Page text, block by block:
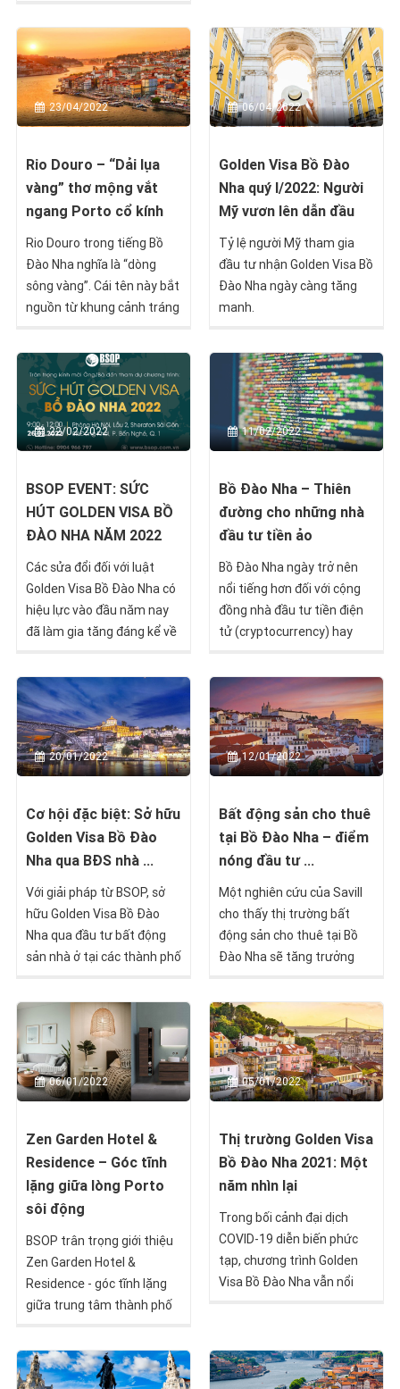
tiền điện tử "trong tương
lai gần".
Nha. Hãy cùng tìm hiểu
hành trình của họ cũng như
lắng nghe một số chia sẻ
về kinh nghiệm của người
Việt sống tại Bồ Đào Nha
23/04/2022
Rio Douro – “Dải lụa
vàng” thơ mộng vắt
ngang Porto cổ kính
Rio Douro trong tiếng Bồ
Đào Nha nghĩa là “dòng
sông vàng”. Cái tên này bắt
nguồn từ khung cảnh tráng
nắng chiều tà buông xuống
mặt nước, khiến dòng sông
bừng sáng như một kho
báu tuyệt trần.
06/04/2022
Golden Visa Bồ Đào
Nha quý I/2022: Người
Mỹ vươn lên dẫn đầu
Tỷ lệ người Mỹ tham gia
đầu tư nhận Golden Visa Bồ
Đào Nha ngày càng tăng
manh.
22/02/2022
BSOP EVENT: SỨC
HÚT GOLDEN VISA BỒ
ĐÀO NHA NĂM 2022
Các sửa đổi đối với luật
Golden Visa Bồ Đào Nha có
hiệu lực vào đầu năm nay
đã làm gia tăng đáng kể về
sản thương mại ở Lisbon và
Porto.
11/02/2022
Bồ Đào Nha – Thiên
đường cho những nhà
đầu tư tiền ảo
Bồ Đào Nha ngày trở nên
nổi tiếng hơn đối với cộng
đồng nhà đầu tư tiền điện
tử (cryptocurrency) hay
chính sách miễn thuế.
20/01/2022
Cơ hội đặc biệt: Sở hữu
Golden Visa Bồ Đào
Nha qua BĐS nhà ...
Với giải pháp từ BSOP, sở
hữu Golden Visa Bồ Đào
Nha qua đầu tư bất động
sản nhà ở tại các thành phố
không còn là điều "bất khả
thi".
12/01/2022
Bất động sản cho thuê
tại Bồ Đào Nha – điểm
nóng đầu tư ...
Một nghiên cứu của Savill
cho thấy thị trường bất
động sản cho thuê tại Bồ
Đào Nha sẽ tăng trưởng
Nguyên nhân là do một bộ
phận người dân nước này
đang gặp khó khăn về tài
chính trong việc mua nhà.
06/01/2022
Zen Garden Hotel &
Residence – Góc tĩnh
lặng giữa lòng Porto
sôi động
BSOP trân trọng giới thiệu
Zen Garden Hotel &
Residence - góc tĩnh lặng
giữa trung tâm thành phố
hội vàng để nhà đầu tư và
cả gia đình nhận Golden
05/01/2022
Thị trường Golden Visa
Bồ Đào Nha 2021: Một
năm nhìn lại
Trong bối cảnh đại dịch
COVID-19 diễn biến phức
tạp, chương trình Golden
Visa Bồ Đào Nha vẫn nổi
của chương trình đầu tư